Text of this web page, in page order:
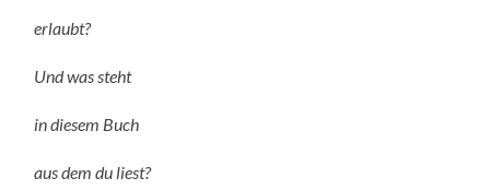
erlaubt?
Und was steht
in diesem Buch
aus dem du liest?